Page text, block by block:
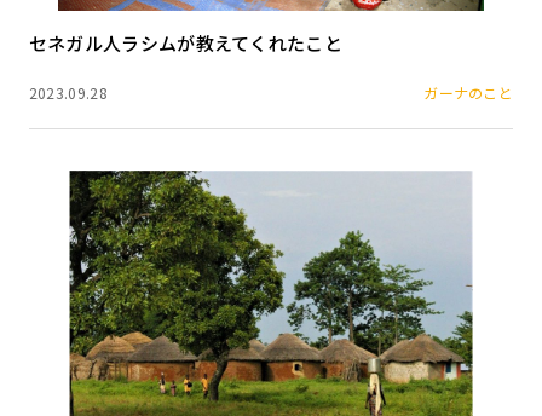
セネガル人ラシムが教えてくれたこと
2023.09.28 ガーナのこと